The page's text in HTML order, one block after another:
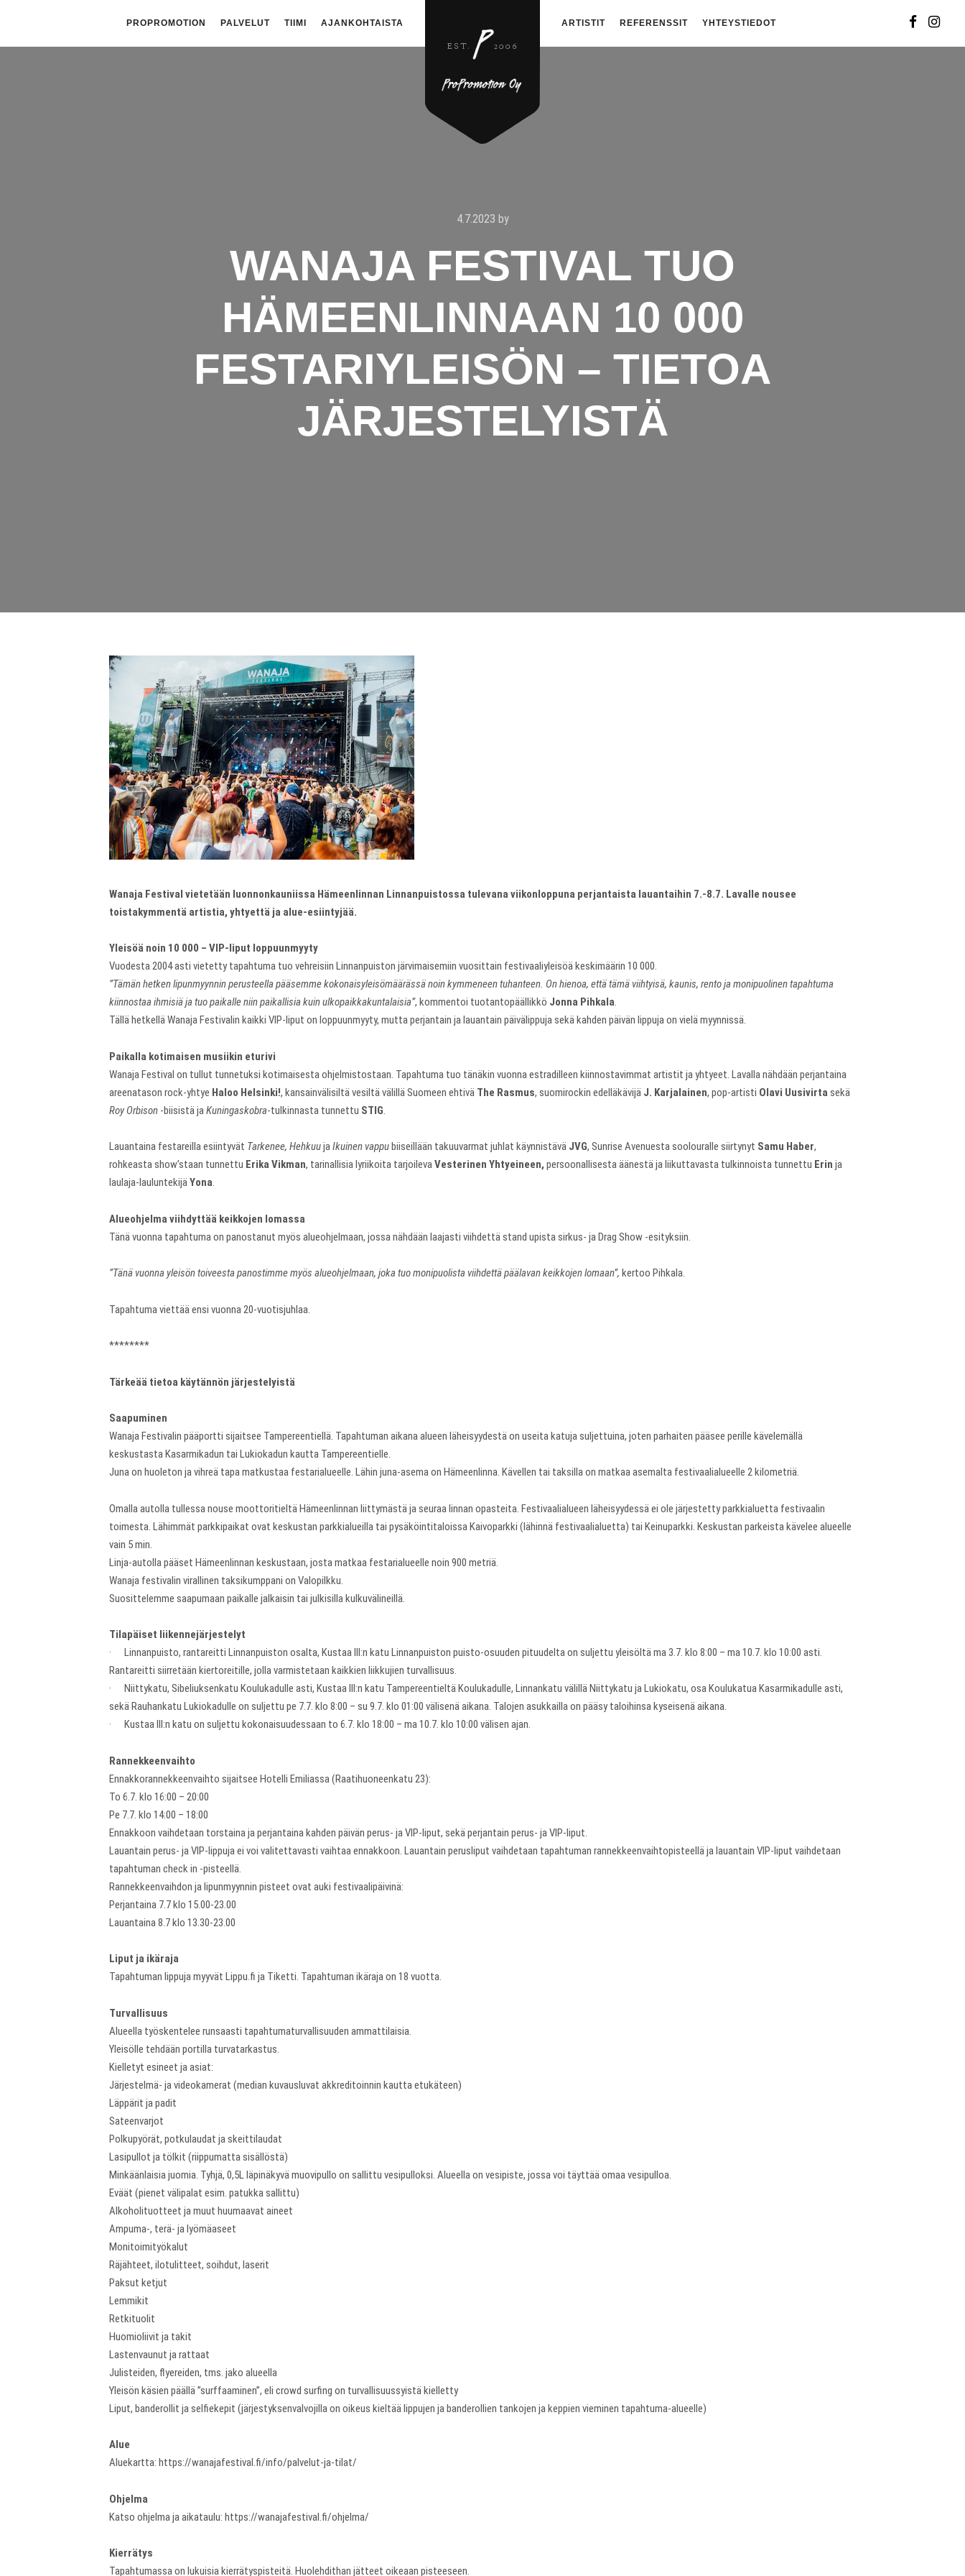
PROPROMOTION PALVELUT TIIMI AJANKOHTAISTA ARTISTIT REFERENSSIT YHTEYSTIEDOT
4.7.2023 by
WANAJA FESTIVAL TUO
HÄMEENLINNAAN 10 000
FESTARIYLEISÖN – TIETOA
JÄRJESTELYISTÄ
Wanaja Festival vietetään luonnonkauniissa Hämeenlinnan Linnanpuistossa tulevana viikonloppuna perjantaista lauantaihin 7.-8.7. Lavalle nousee
toistakymmentä artistia, yhtyettä ja alue-esiintyjää.
Yleisöä noin 10 000 – VIP-liput loppuunmyyty
Vuodesta 2004 asti vietetty tapahtuma tuo vehreisiin Linnanpuiston järvimaisemiin vuosittain festivaaliyleisöä keskimäärin 10 000.
”Tämän hetken lipunmyynnin perusteella pääsemme kokonaisyleisömäärässä noin kymmeneen tuhanteen. On hienoa, että tämä viihtyisä, kaunis, rento ja monipuolinen tapahtuma
kiinnostaa ihmisiä ja tuo paikalle niin paikallisia kuin ulkopaikkakuntalaisia”, kommentoi tuotantopäällikkö Jonna Pihkala.
Tällä hetkellä Wanaja Festivalin kaikki VIP-liput on loppuunmyyty, mutta perjantain ja lauantain päivälippuja sekä kahden päivän lippuja on vielä myynnissä.
Paikalla kotimaisen musiikin eturivi
Wanaja Festival on tullut tunnetuksi kotimaisesta ohjelmistostaan. Tapahtuma tuo tänäkin vuonna estradilleen kiinnostavimmat artistit ja yhtyeet. Lavalla nähdään perjantaina
areenatason rock-yhtye Haloo Helsinki!, kansainvälisiltä vesiltä välillä Suomeen ehtivä The Rasmus, suomirockin edelläkävijä J. Karjalainen, pop-artisti Olavi Uusivirtasekä
Roy Orbison -biisistä jaKuningaskobra-tulkinnasta tunnettu STIG.
Lauantaina festareilla esiintyvät Tarkenee, HehkuujaIkuinen vappubiiseillään takuuvarmat juhlat käynnistävä JVG, Sunrise Avenuesta soolouralle siirtynyt Samu Haber,
rohkeasta show’staan tunnettu Erika Vikman, tarinallisia lyriikoita tarjoilevaVesterinen Yhtyeineen, persoonallisesta äänestä ja liikuttavasta tulkinnoista tunnettu Erin ja
laulaja-lauluntekijäYona.
Alueohjelma viihdyttää keikkojen lomassa
Tänä vuonna tapahtuma on panostanut myös alueohjelmaan, jossa nähdään laajasti viihdettä stand upista sirkus- ja Drag Show -esityksiin.
”Tänä vuonna yleisön toiveesta panostimme myös alueohjelmaan, joka tuo monipuolista viihdettä päälavan keikkojen lomaan”, kertoo Pihkala.
Tapahtuma viettää ensi vuonna 20-vuotisjuhlaa.
********
Tärkeää tietoa käytännön järjestelyistä
Saapuminen
Wanaja Festivalin pääportti sijaitsee Tampereentiellä. Tapahtuman aikana alueen läheisyydestä on useita katuja suljettuina, joten parhaiten pääsee perille kävelemällä
keskustasta Kasarmikadun tai Lukiokadun kautta Tampereentielle.
Juna on huoleton ja vihreä tapa matkustaa festarialueelle. Lähin juna-asema on Hämeenlinna. Kävellen tai taksilla on matkaa asemalta festivaalialueelle 2 kilometriä.
Omalla autolla tullessa nouse moottoritieltä Hämeenlinnan liittymästä ja seuraa linnan opasteita. Festivaalialueen läheisyydessä ei ole järjestetty parkkialuetta festivaalin
toimesta. Lähimmät parkkipaikat ovat keskustan parkkialueilla tai pysäköintitaloissa Kaivoparkki (lähinnä festivaalialuetta) tai Keinuparkki. Keskustan parkeista kävelee alueelle
vain 5 min.
Linja-autolla pääset Hämeenlinnan keskustaan, josta matkaa festarialueelle noin 900 metriä.
Wanaja festivalin virallinen taksikumppani on Valopilkku.
Suosittelemme saapumaan paikalle jalkaisin tai julkisilla kulkuvälineillä.
Tilapäiset liikennejärjestelyt
· Linnanpuisto, rantareitti Linnanpuiston osalta, Kustaa III:n katu Linnanpuiston puisto-osuuden pituudelta on suljettu yleisöltä ma 3.7. klo 8:00 – ma 10.7. klo 10:00 asti.
Rantareitti siirretään kiertoreitille, jolla varmistetaan kaikkien liikkujien turvallisuus.
· Niittykatu, Sibeliuksenkatu Koulukadulle asti, Kustaa III:n katu Tampereentieltä Koulukadulle, Linnankatu välillä Niittykatu ja Lukiokatu, osa Koulukatua Kasarmikadulle asti,
sekä Rauhankatu Lukiokadulle on suljettu pe 7.7. klo 8:00 – su 9.7. klo 01:00 välisenä aikana. Talojen asukkailla on pääsy taloihinsa kyseisenä aikana.
· Kustaa III:n katu on suljettu kokonaisuudessaan to 6.7. klo 18:00 – ma 10.7. klo 10:00 välisen ajan.
Rannekkeenvaihto
Ennakkorannekkeenvaihto sijaitsee Hotelli Emiliassa (Raatihuoneenkatu 23):
To 6.7. klo 16:00 – 20:00
Pe 7.7. klo 14:00 – 18:00
Ennakkoon vaihdetaan torstaina ja perjantaina kahden päivän perus- ja VIP-liput, sekä perjantain perus- ja VIP-liput.
Lauantain perus- ja VIP-lippuja ei voi valitettavasti vaihtaa ennakkoon. Lauantain perusliput vaihdetaan tapahtuman rannekkeenvaihtopisteellä ja lauantain VIP-liput vaihdetaan
tapahtuman check in -pisteellä.
Rannekkeenvaihdon ja lipunmyynnin pisteet ovat auki festivaalipäivinä:
Perjantaina 7.7 klo 15.00-23.00
Lauantaina 8.7 klo 13.30-23.00
Liput ja ikäraja
Tapahtuman lippuja myyvät Lippu.fi ja Tiketti. Tapahtuman ikäraja on 18 vuotta.
Turvallisuus
Alueella työskentelee runsaasti tapahtumaturvallisuuden ammattilaisia.
Yleisölle tehdään portilla turvatarkastus.
Kielletyt esineet ja asiat:
Järjestelmä- ja videokamerat (median kuvausluvat akkreditoinnin kautta etukäteen)
Läppärit ja padit
Sateenvarjot
Polkupyörät, potkulaudat ja skeittilaudat
Lasipullot ja tölkit (riippumatta sisällöstä)
Minkäänlaisia juomia. Tyhjä, 0,5L läpinäkyvä muovipullo on sallittu vesipulloksi. Alueella on vesipiste, jossa voi täyttää omaa vesipulloa.
Eväät (pienet välipalat esim. patukka sallittu)
Alkoholituotteet ja muut huumaavat aineet
Ampuma-, terä- ja lyömäaseet
Monitoimityökalut
Räjähteet, ilotulitteet, soihdut, laserit
Paksut ketjut
Lemmikit
Retkituolit
Huomioliivit ja takit
Lastenvaunut ja rattaat
Julisteiden, flyereiden, tms. jako alueella
Yleisön käsien päällä ”surffaaminen”, eli crowd surfing on turvallisuussyistä kielletty
Liput, banderollit ja selfiekepit (järjestyksenvalvojilla on oikeus kieltää lippujen ja banderollien tankojen ja keppien vieminen tapahtuma-alueelle)
Alue
Aluekartta: https://wanajafestival.fi/info/palvelut-ja-tilat/
Ohjelma
Katso ohjelma ja aikataulu: https://wanajafestival.fi/ohjelma/
Kierrätys
Tapahtumassa on lukuisia kierrätyspisteitä. Huolehdithan jätteet oikeaan pisteeseen.